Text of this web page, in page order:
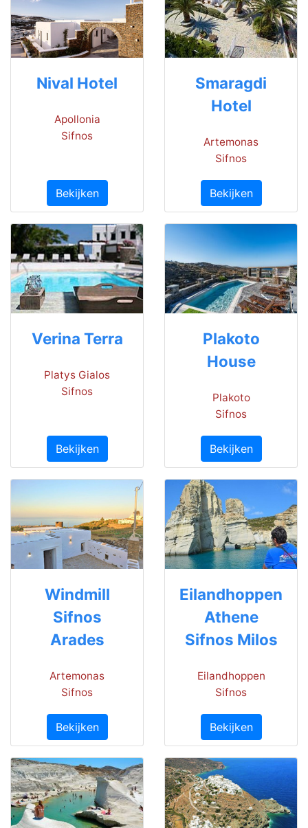
Nival Hotel
Apollonia
Sifnos
Bekijken
Smaragdi
Hotel
Artemonas
Sifnos
Bekijken
Verina Terra
Platys Gialos
Sifnos
Bekijken
Plakoto
House
Plakoto
Sifnos
Bekijken
Windmill
Sifnos
Arades
Artemonas
Sifnos
Bekijken
Eilandhoppen
Athene
Sifnos Milos
Eilandhoppen
Sifnos
Bekijken